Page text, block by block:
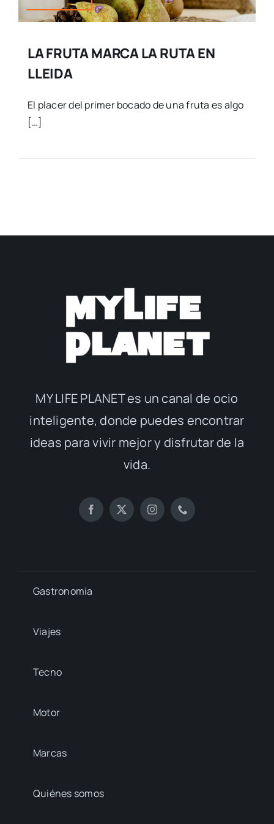
LA FRUTA MARCA LA RUTA EN
LLEIDA
El placer del primer bocado de una fruta es algo
[…]
MY LIFE PLANET es un canal de ocio
inteligente, donde puedes encontrar
ideas para vivir mejor y disfrutar de la
vida.
Gastronomía
Viajes
Tecno
Motor
Marcas
Quiénes somos